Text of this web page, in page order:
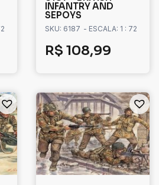
INFANTRY AND
SEPOYS
SKU: 6187 - ESCALA: 1 : 72
R$ 108,99